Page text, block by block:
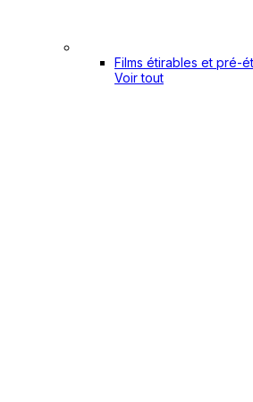
Films étirables et pré-
Voir tout